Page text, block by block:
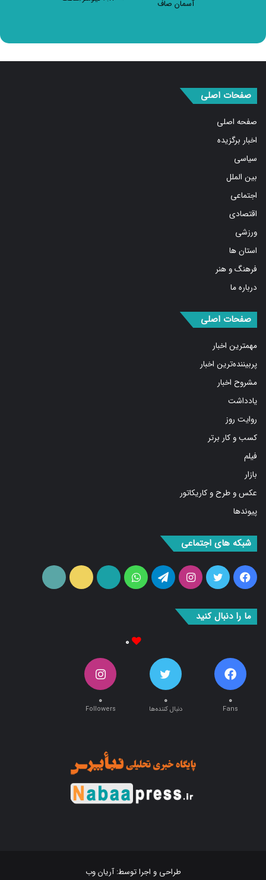
صفحه اصلی
اخبار برگزیده
سیاسی
بین الملل
اجتماعی
اقتصادی
ورزشی
استان ها
فرهنگ و هنر
درباره ما
مهمترین اخبار
پربیننده‌ترین اخبار
مشروح اخبار
یادداشت
روایت روز
کسب و کار برتر
فیلم
بازار
عکس و طرح و کاریکاتور
پیوندها
فیس
بوک
توییتراینستاگرامتلگرامواتس
آپ
آپارات ایتا
۰ ۰ ۰
تمام حقوق این سایت متعلق به پایگاه خبری تحلیلی « نبأپرس » می باشد .